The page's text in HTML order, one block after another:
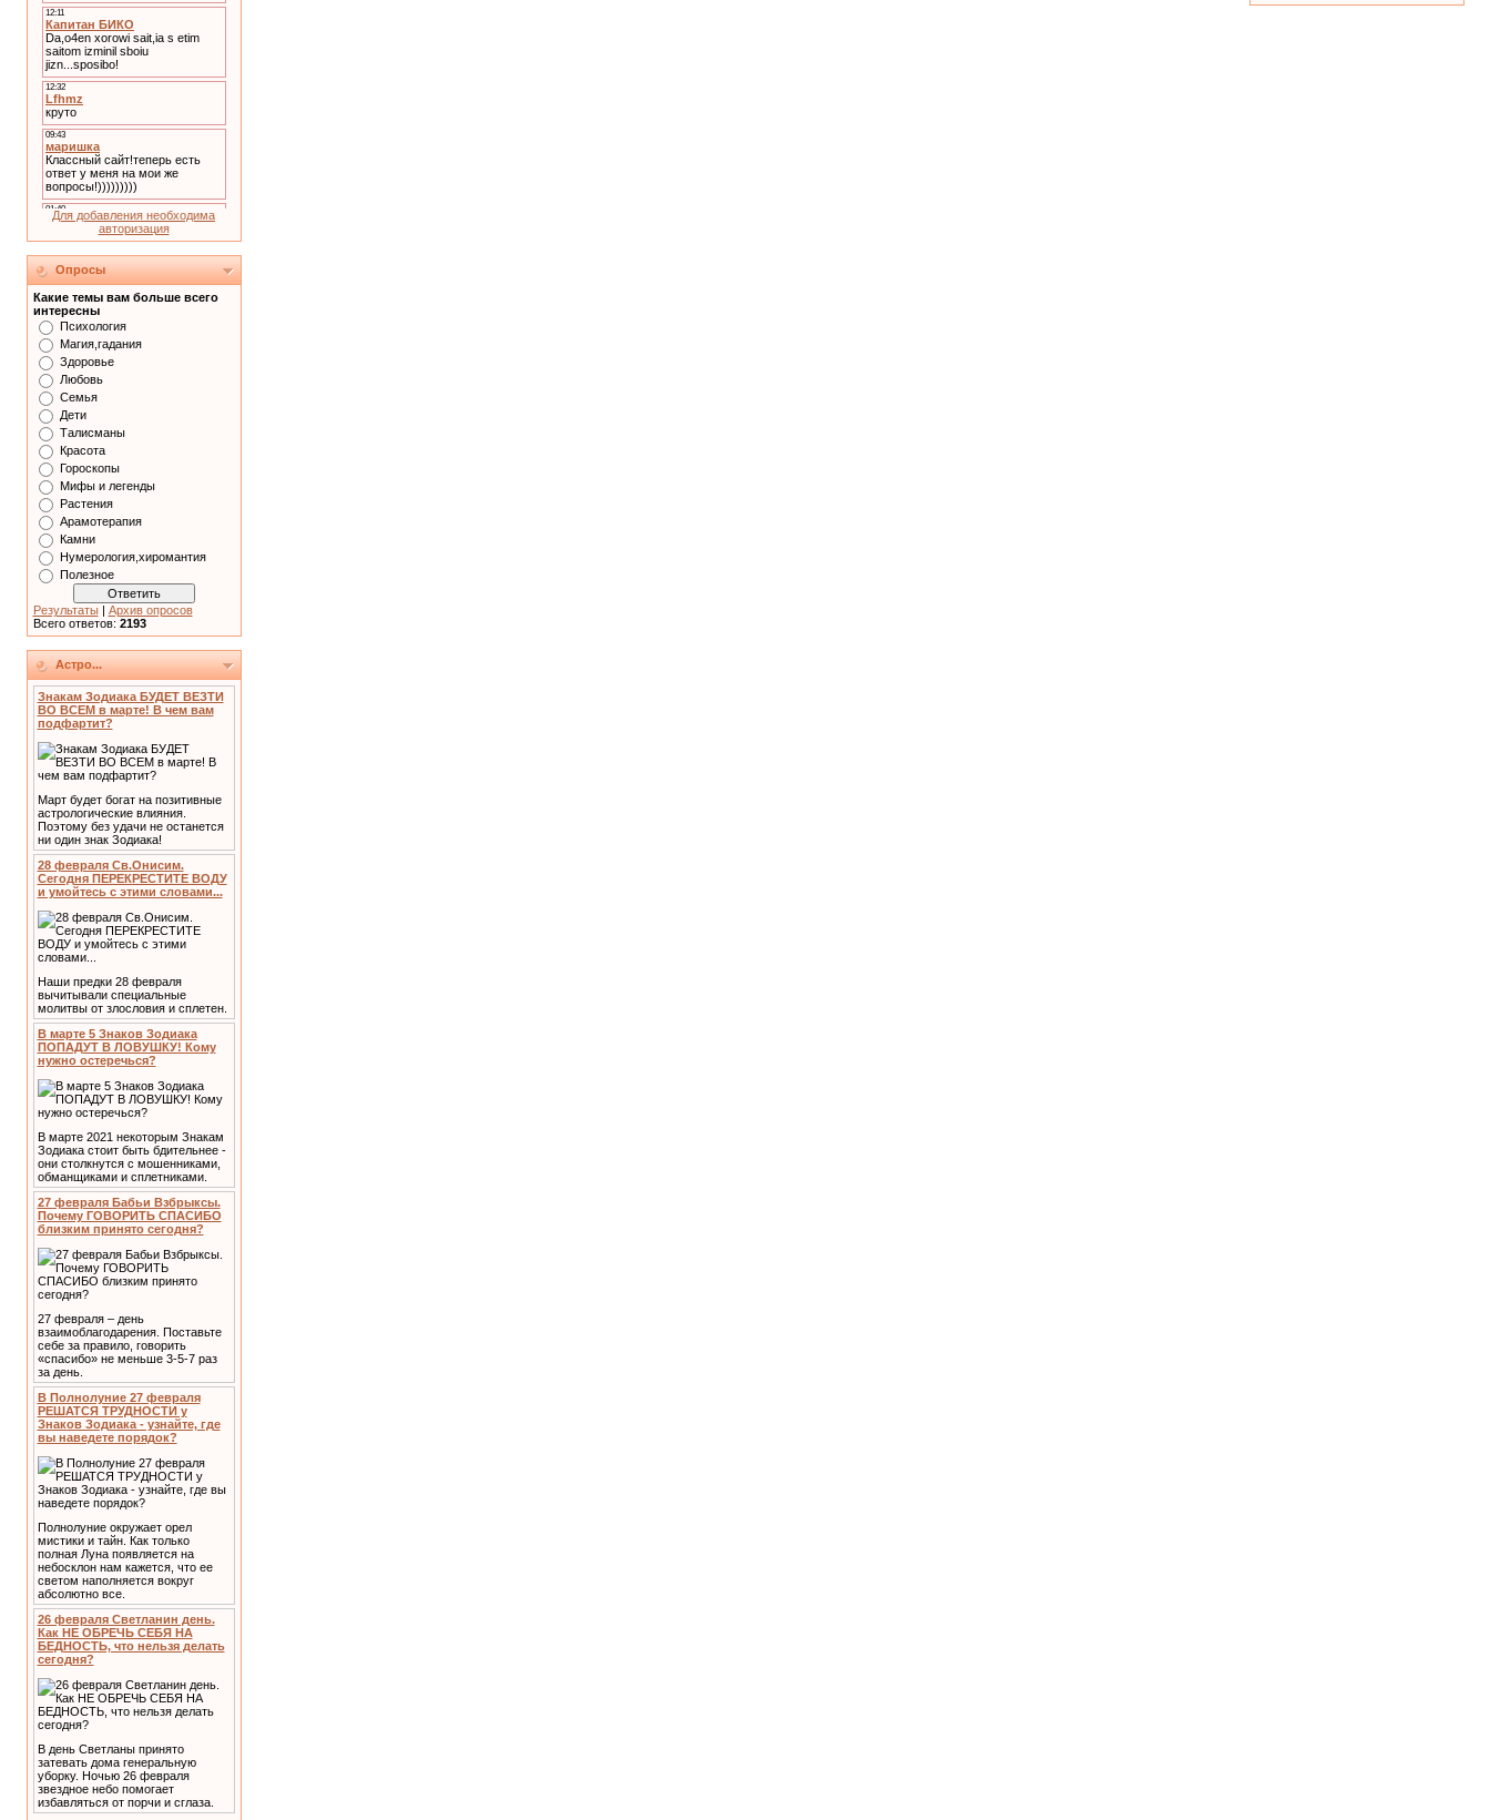
Для добавления необходима
авторизация
Опросы
Какие темы вам больше всего
интересны
Психология
Магия,гадания
Здоровье
Любовь
Семья
Дети
Талисманы
Красота
Гороскопы
Мифы и легенды
Растения
Арамотерапия
Камни
Нумерология,хиромантия
Полезное
Результаты| Архив опросов
Всего ответов: 2193
Астро...
Знакам Зодиака БУДЕТ ВЕЗТИ
ВО ВСЕМ в марте! В чем вам
подфартит?
Март будет богат на позитивные
астрологические влияния.
Поэтому без удачи не останется
ни один знак Зодиака!
28 февраля Св.Онисим.
Сегодня ПЕРЕКРЕСТИТЕ ВОДУ
и умойтесь с этими словами...
Наши предки 28 февраля
вычитывали специальные
молитвы от злословия и сплетен.
В марте 5 Знаков Зодиака
ПОПАДУТ В ЛОВУШКУ! Кому
нужно остеречься?
В марте 2021 некоторым Знакам
Зодиака стоит быть бдительнее -
они столкнутся с мошенниками,
обманщиками и сплетниками.
27 февраля Бабьи Взбрыксы.
Почему ГОВОРИТЬ СПАСИБО
близким принято сегодня?
27 февраля – день
взаимоблагодарения. Поставьте
себе за правило, говорить
«спасибо» не меньше 3-5-7 раз
за день.
В Полнолуние 27 февраля
РЕШАТСЯ ТРУДНОСТИ у
Знаков Зодиака - узнайте, где
вы наведете порядок?
Полнолуние окружает орел
мистики и тайн. Как только
полная Луна появляется на
небосклон нам кажется, что ее
светом наполняется вокруг
абсолютно все.
26 февраля Светланин день.
Как НЕ ОБРЕЧЬ СЕБЯ НА
БЕДНОСТЬ, что нельзя делать
сегодня?
В день Светланы принято
затевать дома генеральную
уборку. Ночью 26 февраля
звездное небо помогает
избавляться от порчи и сглаза.